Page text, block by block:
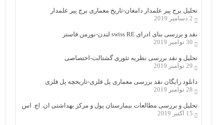
تحلیل برج پیر علمدار دامغان-تاریخ معماری برج پیر علمدار
2 دسامبر 2019
نقد و بررسی بنای ادرای swiss RE لندن-نورمن فاستر
30 نوامبر 2019
تحلیل و نقد بررسی نظریه تئوری گشتالت-اختصاصی
29 نوامبر 2019
دانلود رایگان نقد بررسی معماری پل فلزی-تاریخچه پل فلزی
28 نوامبر 2019
تحلیل و بررسی مطالعات بیمارستان پول و مرکز بهداشتی ان. اچ. اس
15 اکتبر 2019